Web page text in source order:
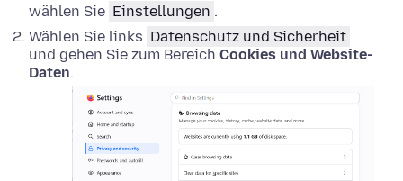
wählen Sie Einstellungen .
Wählen Sie links Datenschutz und Sicherheit
und gehen Sie zum Bereich Cookies und Website-
Daten.